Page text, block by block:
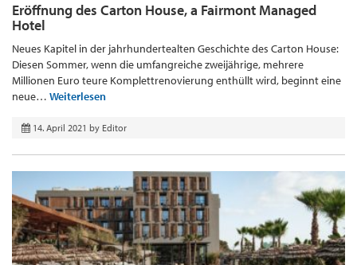
Eröffnung des Carton House, a Fairmont Managed
Hotel
Neues Kapitel in der jahrhundertealten Geschichte des Carton House:
Diesen Sommer, wenn die umfangreiche zweijährige, mehrere
Millionen Euro teure Komplettrenovierung enthüllt wird, beginnt eine
neue… Weiterlesen
14. April 2021 by Editor